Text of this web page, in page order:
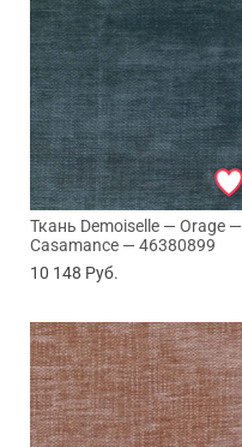
Ткань Demoiselle — Orage —
Casamance — 46380899
10 148 Руб.